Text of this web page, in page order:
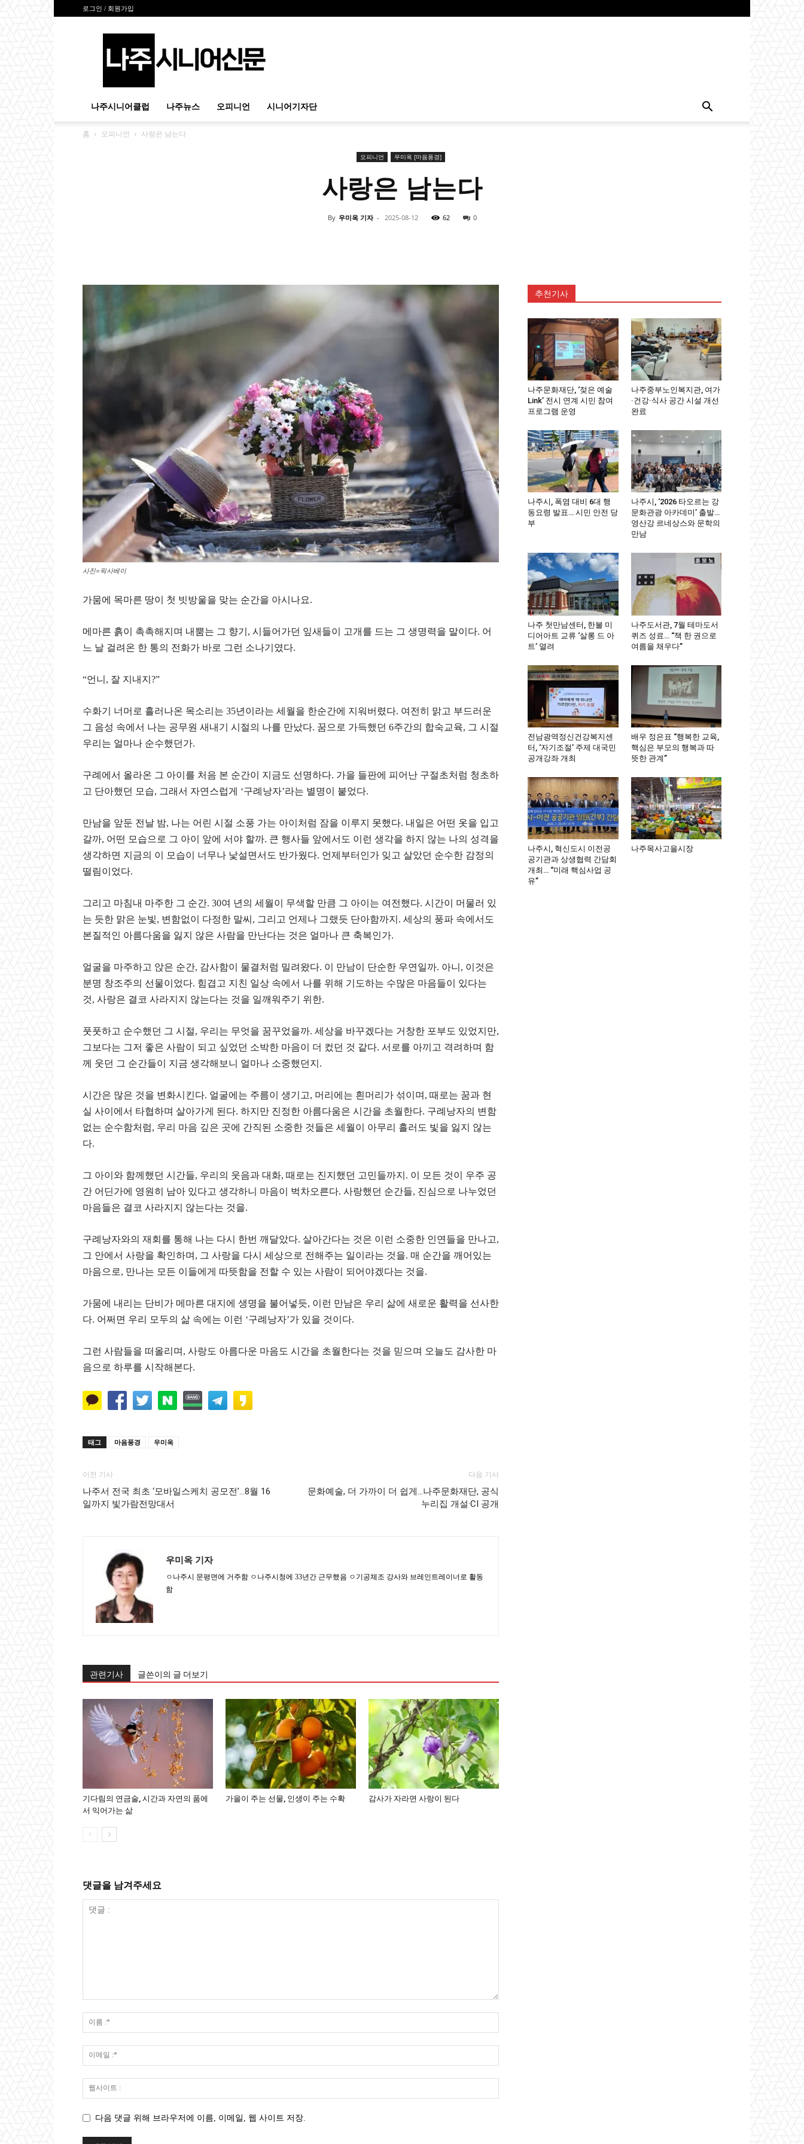
로그인 / 회원가입
시
신
문
나주시니어클럽 나주뉴스 오피니언 시니어기자단
홈 오피니언 사랑은 남는다
오피니언 우미옥 [마음풍경]
사랑은 남는다
By 우미옥 기자 - 2025-08-12 62 0
사진=픽사베이
가뭄에 목마른 땅이 첫 빗방울을 맞는 순간을 아시나요.
메마른 흙이 촉촉해지며 내뿜는 그 향기, 시들어가던 잎새들이 고개를 드는 그 생명력을 말이다. 어
느 날 걸려온 한 통의 전화가 바로 그런 소나기였다.
“언니, 잘 지내지?”
수화기 너머로 흘러나온 목소리는 35년이라는 세월을 한순간에 지워버렸다. 여전히 맑고 부드러운
그 음성 속에서 나는 공무원 새내기 시절의 나를 만났다. 꿈으로 가득했던 6주간의 합숙교육, 그 시절
우리는 얼마나 순수했던가.
구례에서 올라온 그 아이를 처음 본 순간이 지금도 선명하다. 가을 들판에 피어난 구절초처럼 청초하
고 단아했던 모습, 그래서 자연스럽게 ‘구례낭자’라는 별명이 붙었다.
만남을 앞둔 전날 밤, 나는 어린 시절 소풍 가는 아이처럼 잠을 이루지 못했다. 내일은 어떤 옷을 입고
갈까, 어떤 모습으로 그 아이 앞에 서야 할까. 큰 행사들 앞에서도 이런 생각을 하지 않는 나의 성격을
생각하면 지금의 이 모습이 너무나 낯설면서도 반가웠다. 언제부터인가 잊고 살았던 순수한 감정의
떨림이었다.
그리고 마침내 마주한 그 순간. 30여 년의 세월이 무색할 만큼 그 아이는 여전했다. 시간이 머물러 있
는 듯한 맑은 눈빛, 변함없이 다정한 말씨, 그리고 언제나 그랬듯 단아함까지. 세상의 풍파 속에서도
본질적인 아름다움을 잃지 않은 사람을 만난다는 것은 얼마나 큰 축복인가.
얼굴을 마주하고 앉은 순간, 감사함이 물결처럼 밀려왔다. 이 만남이 단순한 우연일까. 아니, 이것은
분명 창조주의 선물이었다. 힘겹고 지친 일상 속에서 나를 위해 기도하는 수많은 마음들이 있다는
것, 사랑은 결코 사라지지 않는다는 것을 일깨워주기 위한.
풋풋하고 순수했던 그 시절, 우리는 무엇을 꿈꾸었을까. 세상을 바꾸겠다는 거창한 포부도 있었지만,
그보다는 그저 좋은 사람이 되고 싶었던 소박한 마음이 더 컸던 것 같다. 서로를 아끼고 격려하며 함
께 웃던 그 순간들이 지금 생각해보니 얼마나 소중했던지.
시간은 많은 것을 변화시킨다. 얼굴에는 주름이 생기고, 머리에는 흰머리가 섞이며, 때로는 꿈과 현
실 사이에서 타협하며 살아가게 된다. 하지만 진정한 아름다움은 시간을 초월한다. 구례낭자의 변함
없는 순수함처럼, 우리 마음 깊은 곳에 간직된 소중한 것들은 세월이 아무리 흘러도 빛을 잃지 않는
다.
그 아이와 함께했던 시간들, 우리의 웃음과 대화, 때로는 진지했던 고민들까지. 이 모든 것이 우주 공
간 어딘가에 영원히 남아 있다고 생각하니 마음이 벅차오른다. 사랑했던 순간들, 진심으로 나누었던
마음들은 결코 사라지지 않는다는 것을.
구례낭자와의 재회를 통해 나는 다시 한번 깨달았다. 살아간다는 것은 이런 소중한 인연들을 만나고,
그 안에서 사랑을 확인하며, 그 사랑을 다시 세상으로 전해주는 일이라는 것을. 매 순간을 깨어있는
마음으로, 만나는 모든 이들에게 따뜻함을 전할 수 있는 사람이 되어야겠다는 것을.
가뭄에 내리는 단비가 메마른 대지에 생명을 불어넣듯, 이런 만남은 우리 삶에 새로운 활력을 선사한
다. 어쩌면 우리 모두의 삶 속에는 이런 ‘구례낭자’가 있을 것이다.
그런 사람들을 떠올리며, 사랑도 아름다운 마음도 시간을 초월한다는 것을 믿으며 오늘도 감사한 마
음으로 하루를 시작해본다.
태그 마음풍경 우미옥
이전 기사
나주서 전국 최초 ‘모바일스케치 공모전’…8월 16
일까지 빛가람전망대서
다음 기사
문화예술, 더 가까이 더 쉽게…나주문화재단, 공식
누리집 개설·CI 공개
우미옥 기자
ㅇ나주시 문평면에 거주함 ㅇ나주시청에 33년간 근무했음 ㅇ기공체조 강사와 브레인트레이너로 활동
함
관련기사 글쓴이의 글 더보기
기다림의 연금술, 시간과 자연의 품에
서 익어가는 삶
가을이 주는 선물, 인생이 주는 수확 감사가 자라면 사랑이 된다
댓글을 남겨주세요
다음 댓글 위해 브라우저에 이름, 이메일, 웹 사이트 저장.
추천기사
나주문화재단, ‘젖은 예술
Link’ 전시 연계 시민 참여
프로그램 운영
나주중부노인복지관, 여가
·건강·식사 공간 시설 개선
완료
나주시, 폭염 대비 6대 행
동요령 발표… 시민 안전 당
부
나주시, ‘2026 타오르는 강
문화관광 아카데미’ 출발…
영산강 르네상스와 문학의
만남
나주 첫만남센터, 한불 미
디어아트 교류 ‘살롱 드 아
트’ 열려
나주도서관, 7월 테마도서
퀴즈 성료… “책 한 권으로
여름을 채우다”
전남광역정신건강복지센
터, ‘자기조절’ 주제 대국민
공개강좌 개최
배우 정은표 “행복한 교육,
핵심은 부모의 행복과 따
뜻한 관계”
나주시, 혁신도시 이전공
공기관과 상생협력 간담회
개최… “미래 핵심사업 공
유”
나주목사고을시장